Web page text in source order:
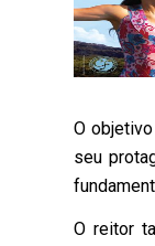
O
seu
O reitor